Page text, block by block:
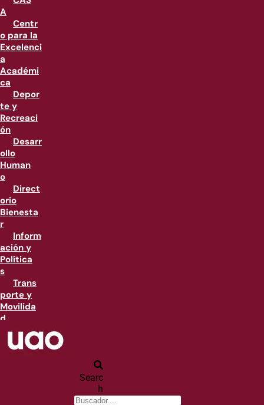
A
Centr
o para la
Excelenci
a
Académi
ca
Depor
te y
Recreaci
ón
Desarr
ollo
Human
o
Direct
orio
Bienesta
r
Inform
ación y
Política
s
Trans
porte y
Movilida
d
Searc
h